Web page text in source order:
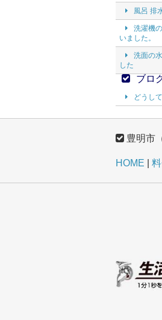
風呂 排
洗濯機
いました。
洗面の
した
ブロ
どうし
豊明市
HOME